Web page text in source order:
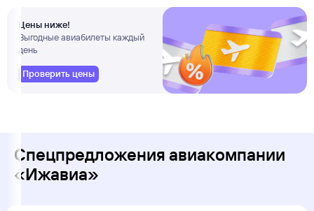
Цены ниже!
Выгодные авиабилеты каждый
день
Проверить цены
Спецпредложения авиакомпании
«Ижавиа»